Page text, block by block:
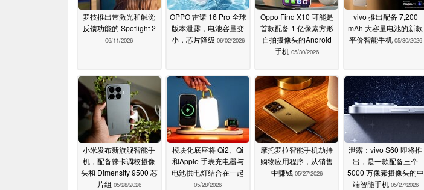
罗技推出带激光和触觉
反馈功能的 Spotlight 2
06/11/2026
OPPO 雷诺 16 Pro 全球
版本泄露，电池容量变
小，芯片降级 06/02/2026
Oppo Find X10 可能是
首款配备 1 亿像素方形
自拍摄像头的Android
手机 05/30/2026
vivo 推出配备 7,200
mAh 大容量电池的新款
平价智能手机 05/30/2026
小米发布新旗舰智能手
机，配备徕卡调校摄像
头和 Dimensity 9500 芯
片组 05/28/2026
模块化底座将 Qi2、Qi
和Apple 手表充电器与
电池供电灯结合在一起
05/28/2026
摩托罗拉智能手机劫持
购物应用程序，从销售
中赚钱 05/27/2026
泄露：vivo S60 即将推
出，是一款配备三个
5000 万像素摄像头的中
端智能手机 05/27/2026